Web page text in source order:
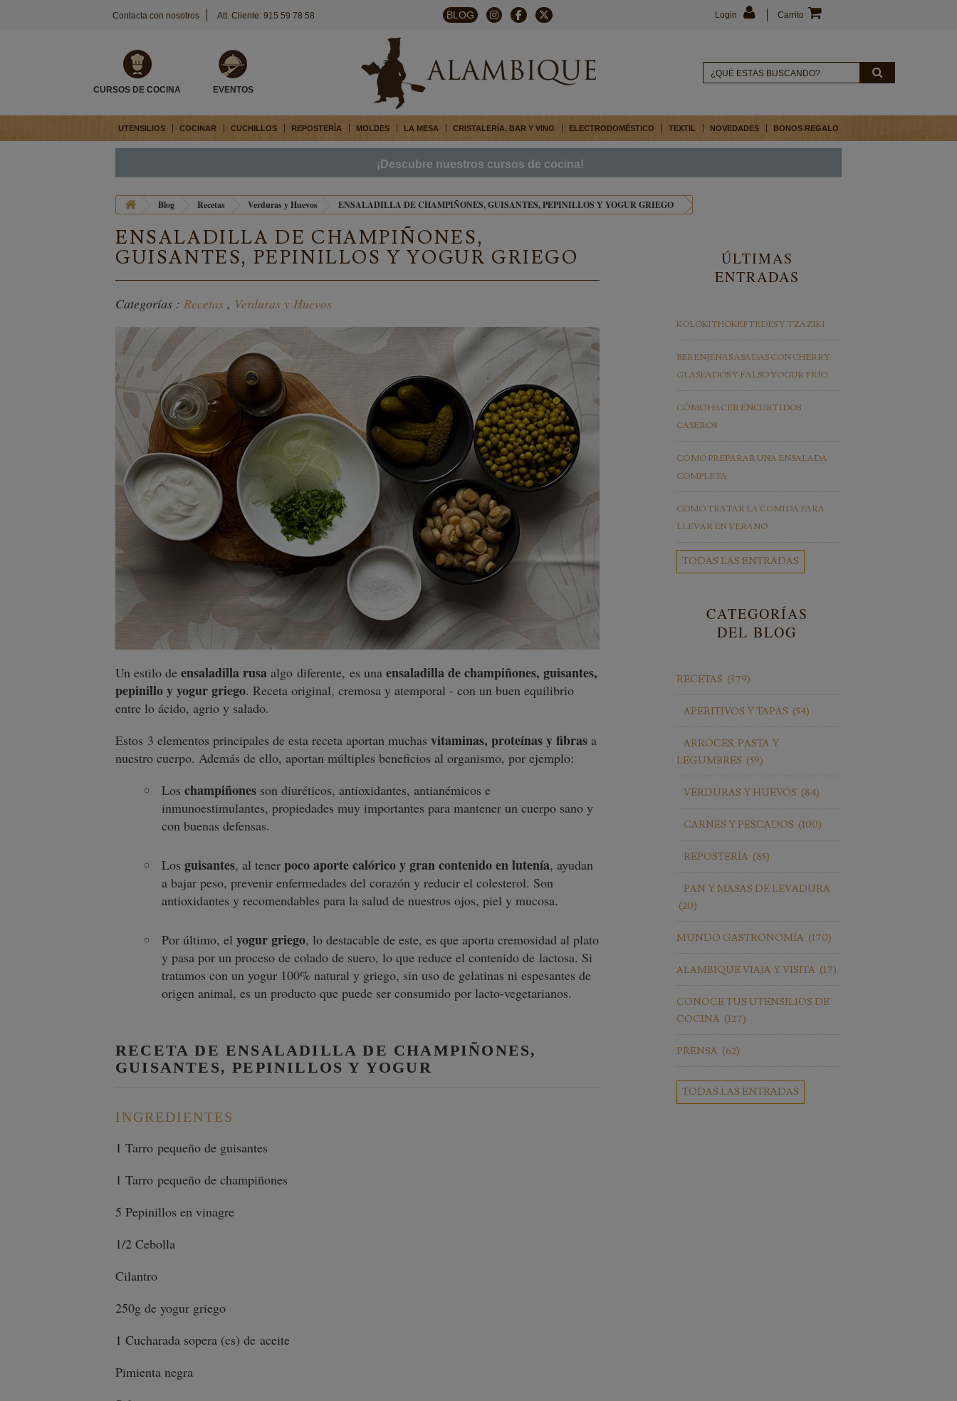
Contacta con nosotros Att. Cliente: 915 59 78 58 BLOG Carrito
Login
CURSOS DE COCINA EVENTOS
UTENSILIOS COCINAR CUCHILLOS REPOSTERÍA MOLDES LA MESA CRISTALERÍA, BAR Y VINO ELECTRODOMÉSTICO TEXTIL NOVEDADES BONOS REGALO
¡Descubre nuestros cursos de cocina!
Blog Recetas Verduras y Huevos ENSALADILLA DE CHAMPIÑONES, GUISANTES, PEPINILLOS Y YOGUR GRIEGO
ÚLTIMAS
ENTRADAS
KOLOKITHOKEFTEDES Y TZAZIKI
BERENJENAS ASADAS CON CHERRY
GLASEADOS Y FALSO YOGUR FRÍO
CÓMO HACER ENCURTIDOS
CASEROS
CÓMO PREPARAR UNA ENSALADA
COMPLETA
COMO TRATAR LA COMIDA PARA
LLEVAR EN VERANO
TODAS LAS ENTRADAS
CATEGORÍAS
DEL BLOG
RECETAS (379)
APERITIVOS Y TAPAS (54)
ARROCES, PASTA Y
LEGUMBRES (59)
VERDURAS Y HUEVOS (84)
CARNES Y PESCADOS (100)
REPOSTERÍA (85)
PAN Y MASAS DE LEVADURA
(20)
MUNDO GASTRONOMÍA (170)
ALAMBIQUE VIAJA Y VISITA (17)
CONOCE TUS UTENSILIOS DE
COCINA (127)
PRENSA (62)
TODAS LAS ENTRADAS
ENSALADILLA DE CHAMPIÑONES,
GUISANTES, PEPINILLOS Y YOGUR GRIEGO
Categorías : Recetas , Verduras y Huevos
Un estilo de ensaladilla rusa algo diferente, es una ensaladilla de champiñones, guisantes,
pepinillo y yogur griego. Receta original, cremosa y atemporal - con un buen equilibrio
entre lo ácido, agrio y salado.
Estos 3 elementos principales de esta receta aportan muchas vitaminas, proteínas y fibras a
nuestro cuerpo. Además de ello, aportan múltiples beneficios al organismo, por ejemplo:
Los champiñones son diuréticos, antioxidantes, antianémicos e
inmunoestimulantes, propiedades muy importantes para mantener un cuerpo sano y
con buenas defensas.
Los guisantes, al tener poco aporte calórico y gran contenido en lutenía, ayudan
a bajar peso, prevenir enfermedades del corazón y reducir el colesterol. Son
antioxidantes y recomendables para la salud de nuestros ojos, piel y mucosa.
Por último, el yogur griego, lo destacable de este, es que aporta cremosidad al plato
y pasa por un proceso de colado de suero, lo que reduce el contenido de lactosa. Si
tratamos con un yogur 100% natural y griego, sin uso de gelatinas ni espesantes de
origen animal, es un producto que puede ser consumido por lacto-vegetarianos.
RECETA DE ENSALADILLA DE CHAMPIÑONES,
GUISANTES, PEPINILLOS Y YOGUR
INGREDIENTES
1 Tarro pequeño de guisantes
1 Tarro pequeño de champiñones
5 Pepinillos en vinagre
1/2 Cebolla
Cilantro
250g de yogur griego
1 Cucharada sopera (cs) de aceite
Pimienta negra